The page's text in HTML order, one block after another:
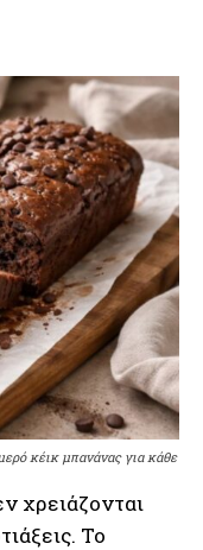
κέικ μπανάνας για κάθε
χρειάζονται
Το